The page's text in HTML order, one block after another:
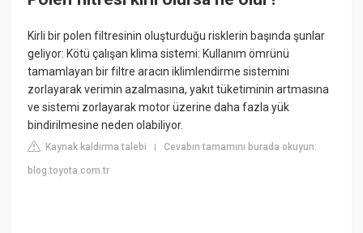
Kirli bir polen filtresinin oluşturduğu risklerin başında şunlar
geliyor: Kötü çalışan klima sistemi: Kullanım ömrünü
tamamlayan bir filtre aracın iklimlendirme sistemini
zorlayarak verimin azalmasına, yakıt tüketiminin artmasına
ve sistemi zorlayarak motor üzerine daha fazla yük
bindirilmesine neden olabiliyor.
Kaynak kaldırma talebi |Cevabın tamamını burada okuyun:
blog.toyota.com.tr